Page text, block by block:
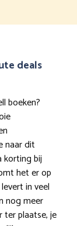
deals
boeken?
naar dit
korting bij
het er op
in veel
nog meer
ter plaatse, je